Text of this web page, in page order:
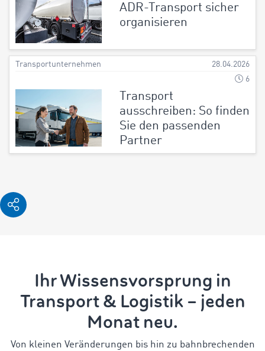
ADR-Transport sicher
organisieren
Transportunternehmen
28.04.2026
6
Transport
ausschreiben: So finden
Sie den passenden
Partner
Ihr Wissensvorsprung in
Transport & Logistik – jeden
Monat neu.
Von kleinen Veränderungen bis hin zu bahnbrechenden